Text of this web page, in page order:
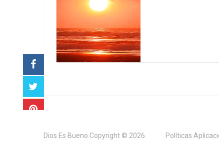
Dios Es Bueno Copyright © 2026. Políticas